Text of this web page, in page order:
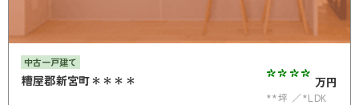
中古一戸建て
糟屋郡新宮町＊＊＊＊ **** 万円
**坪
*LDK